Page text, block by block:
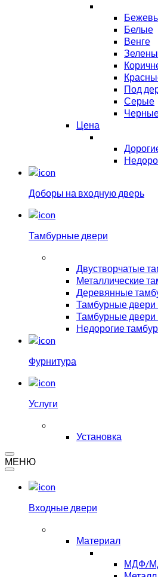
Белые
Венге
Под
Серые
Цена
Доборы на входную дверь
Тамбурные двери
Двустворчатые
Металлические
Деревянные
Тамбурные двери
Тамбурные двери
Недорогие
Фурнитура
Услуги
Установка
МЕНЮ
Входные двери
Материал
МДФ/